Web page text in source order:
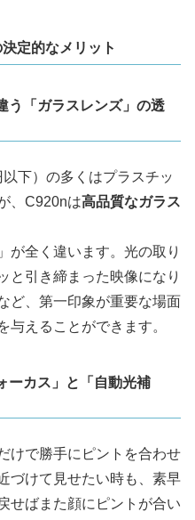
定的なメリット
「ガラスレンズ」の透
下）の多くはプラスチッ
、C920nは高品質なガラス
が全く違います。光の取り
と引き締まった映像になり
ど、第一印象が重要な場面
与えることができます。
ーカス」と「自動光補
けで勝手にピントを合わせ
づけて見せたい時も、素早
せばまた顔にピントが合い